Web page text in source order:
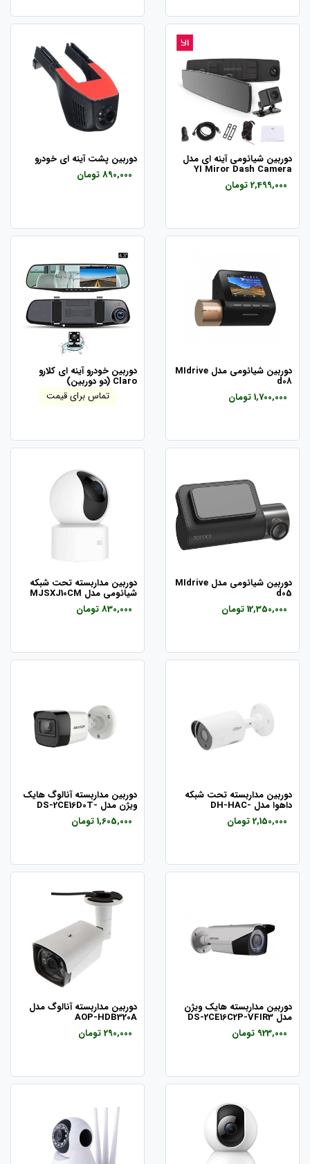
دوربین شیائومی آینه ای مدل
YI Miror Dash Camera
2,499,000 تومان
دوربین پشت آینه ای خودرو
890,000 تومان
دوربین شیائومی مدل MIdrive
d08
1,700,000 تومان
دوربین خودرو آینه ای کلارو
Claro (دو دوربین)
تماس برای قیمت
دوربین شیائومی مدل MIdrive
d05
12,350,000 تومان
دوربین مداربسته تحت شبکه
شیائومی مدل MJSXJ10CM
830,000 تومان
دوربین مداربسته تحت شبکه
داهوا مدل DH-HAC-
HFW1500SLP
2,150,000 تومان
دوربین مداربسته آنالوگ هایک
ویژن مدل DS-2CE16D0T-
ITPFS
1,605,000 تومان
دوربین مداربسته هایک ویژن
مدل DS-2CE16C2P-VFIR3
923,000 تومان
دوربین مداربسته آنالوگ مدل
AOP-HDB320A
290,000 تومان